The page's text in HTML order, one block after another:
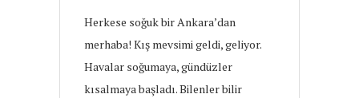
Herkese soğuk bir Ankara’dan
merhaba! Kış mevsimi geldi, geliyor.
Havalar soğumaya, gündüzler
kısalmaya başladı. Bilenler bilir